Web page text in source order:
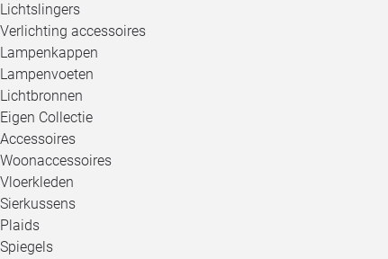
Lichtslingers
Verlichting accessoires
Lampenkappen
Lampenvoeten
Lichtbronnen
Eigen Collectie
Accessoires
Woonaccessoires
Vloerkleden
Sierkussens
Plaids
Spiegels